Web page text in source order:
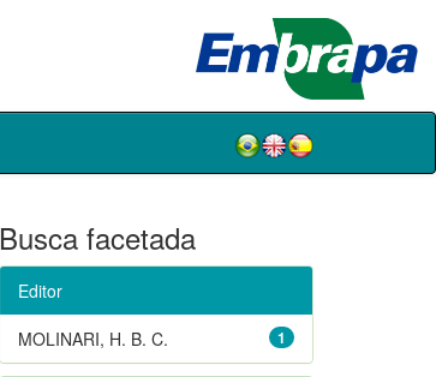
Busca facetada
Editor
1
MOLINARI, H. B. C.